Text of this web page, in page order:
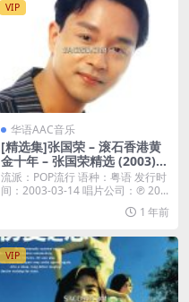
VIP
华语AAC音乐
[精选集]张国荣 – 滚石香港黄
金十年 – 张国荣精选 (2003) [i
Tunes Plus M4A] SEN
流派：POP流行 语种：粤语 发行时
间：2003-03-14 唱片公司：℗ 20...
1 年前
VIP